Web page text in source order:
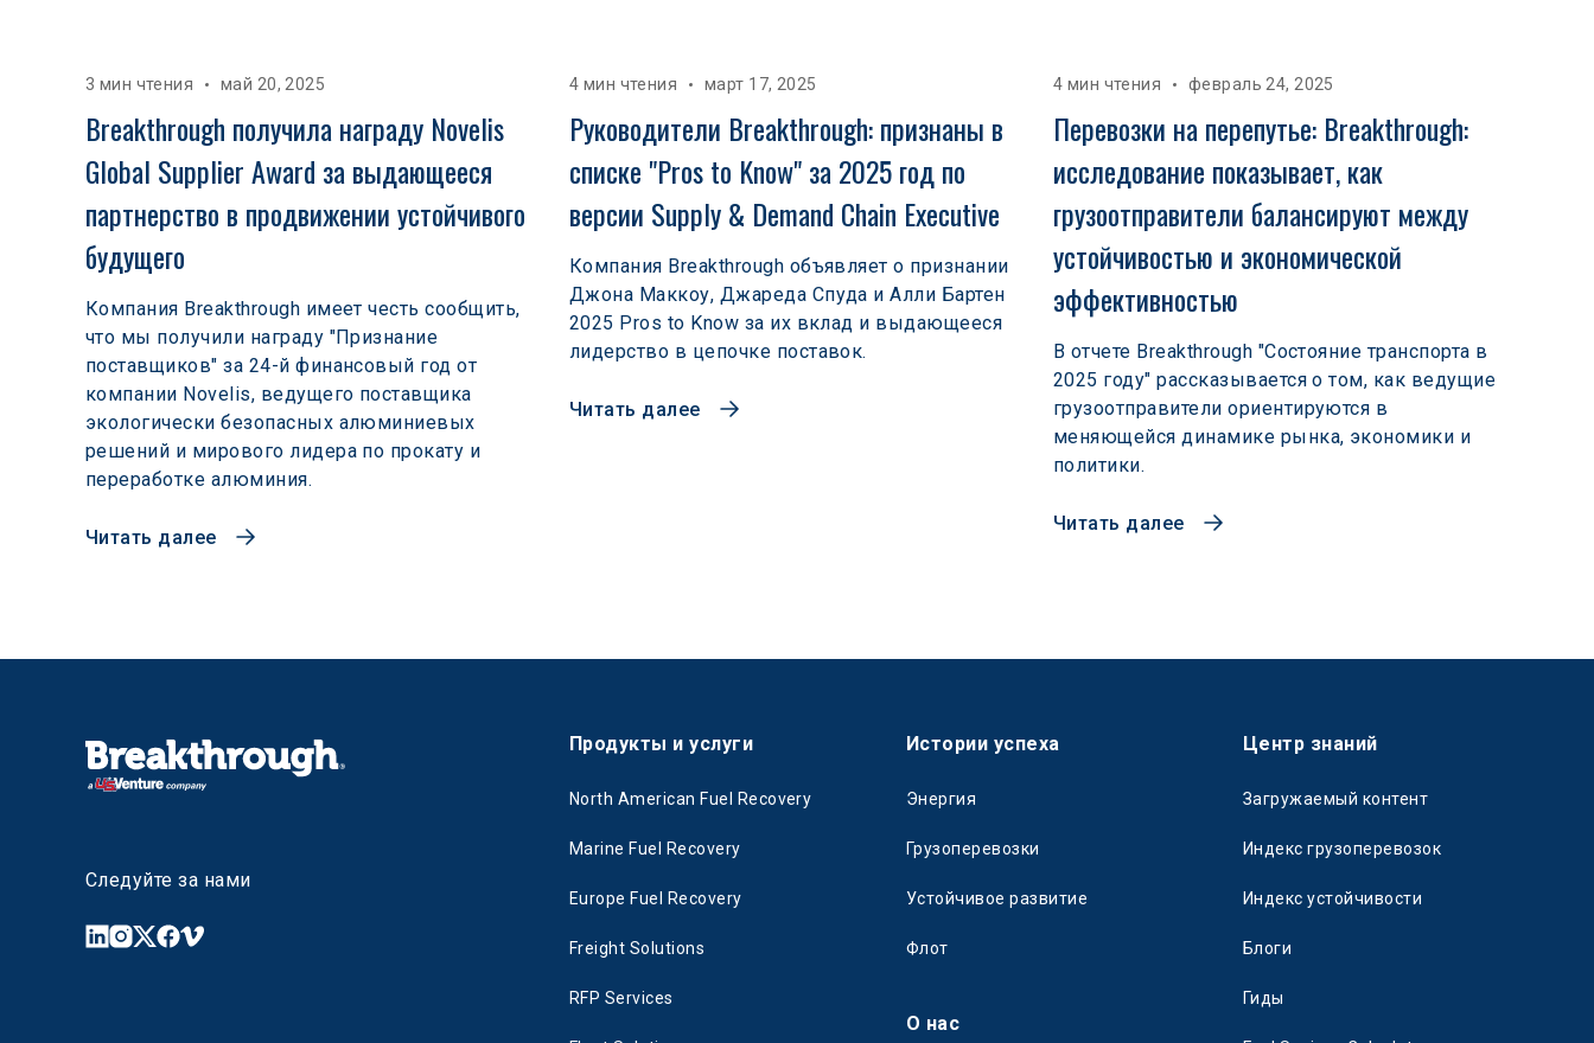
3 мин чтения май 20, 2025
Breakthrough получила награду Novelis
Global Supplier Award за выдающееся
партнерство в продвижении устойчивого
будущего
Компания Breakthrough имеет честь сообщить,
что мы получили награду "Признание
поставщиков" за 24-й финансовый год от
компании Novelis, ведущего поставщика
экологически безопасных алюминиевых
решений и мирового лидера по прокату и
переработке алюминия.
Читать далее
4 мин чтения март 17, 2025
Руководители Breakthrough: признаны в
списке "Pros to Know" за 2025 год по
версии Supply & Demand Chain Executive
Компания Breakthrough объявляет о признании
Джона Маккоу, Джареда Спуда и Алли Бартен
2025 Pros to Know за их вклад и выдающееся
лидерство в цепочке поставок.
Читать далее
4 мин чтения февраль 24, 2025
Перевозки на перепутье: Breakthrough:
исследование показывает, как
грузоотправители балансируют между
устойчивостью и экономической
эффективностью
В отчете Breakthrough "Состояние транспорта в
2025 году" рассказывается о том, как ведущие
грузоотправители ориентируются в
меняющейся динамике рынка, экономики и
политики.
Читать далее
Следуйте за нами
Продукты и услуги
North American Fuel Recovery
Marine Fuel Recovery
Europe Fuel Recovery
Freight Solutions
RFP Services
Истории успеха
Энергия
Грузоперевозки
Устойчивое развитие
Флот
О нас
Центр знаний
Загружаемый контент
Индекс грузоперевозок
Индекс устойчивости
Блоги
Гиды